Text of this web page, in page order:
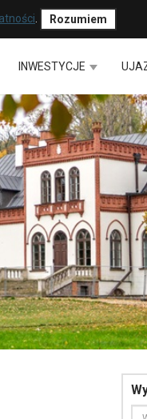
Rozumiem
INWESTYCJE